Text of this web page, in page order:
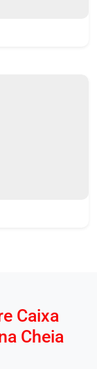
Caixa
Cheia